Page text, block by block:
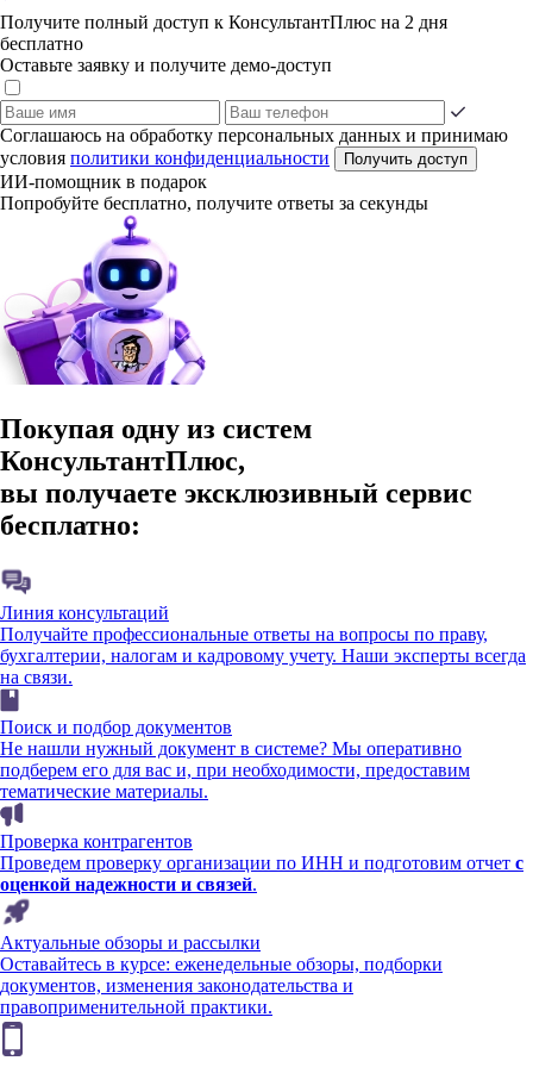
Получите полный доступ к КонсультантПлюс на 2 дня
бесплатно
Оставьте заявку и получите демо-доступ
Соглашаюсь на обработку персональных данных и принимаю
условия политики конфиденциальности Получить доступ
ИИ-помощник в подарок
Попробуйте бесплатно, получите ответы за секунды
Покупая одну из систем
КонсультантПлюс,
вы получаете эксклюзивный сервис
бесплатно:
Линия консультаций
Получайте профессиональные ответы на вопросы по праву,
бухгалтерии, налогам и кадровому учету. Наши эксперты всегда
на связи.
Поиск и подбор документов
Не нашли нужный документ в системе? Мы оперативно
подберем его для вас и, при необходимости, предоставим
тематические материалы.
Проверка контрагентов
Проведем проверку организации по ИНН и подготовим отчет с
оценкой надежности и связей.
Актуальные обзоры и рассылки
Оставайтесь в курсе: еженедельные обзоры, подборки
документов, изменения законодательства и
правоприменительной практики.